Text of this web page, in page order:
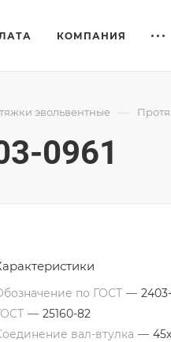
КОМПАНИЯ
эвольвентные —
0961
по ГОСТ —
— 25160-82
вал-втулка —